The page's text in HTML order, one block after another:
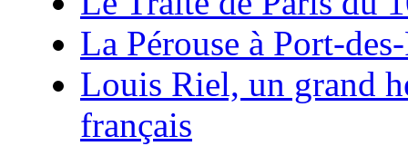
La Pérouse à Port-
Louis Riel, un grand
français